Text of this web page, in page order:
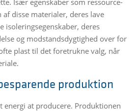
Især egenskaber som ressource-
disse materialer, deres lave
isoleringsegenskaber, deres
og modstandsdygtighed over for
plast til det foretrukne valg, når
produktion
at producere. Produktionen